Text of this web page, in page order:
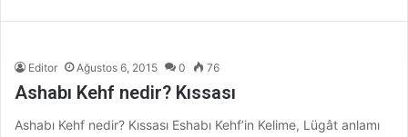
Editor Ağustos 6, 2015 0 76
Ashabı Kehf nedir? Kıssası
Ashabı Kehf nedir? Kıssası Eshabı Kehf’in Kelime, Lügât anlamı